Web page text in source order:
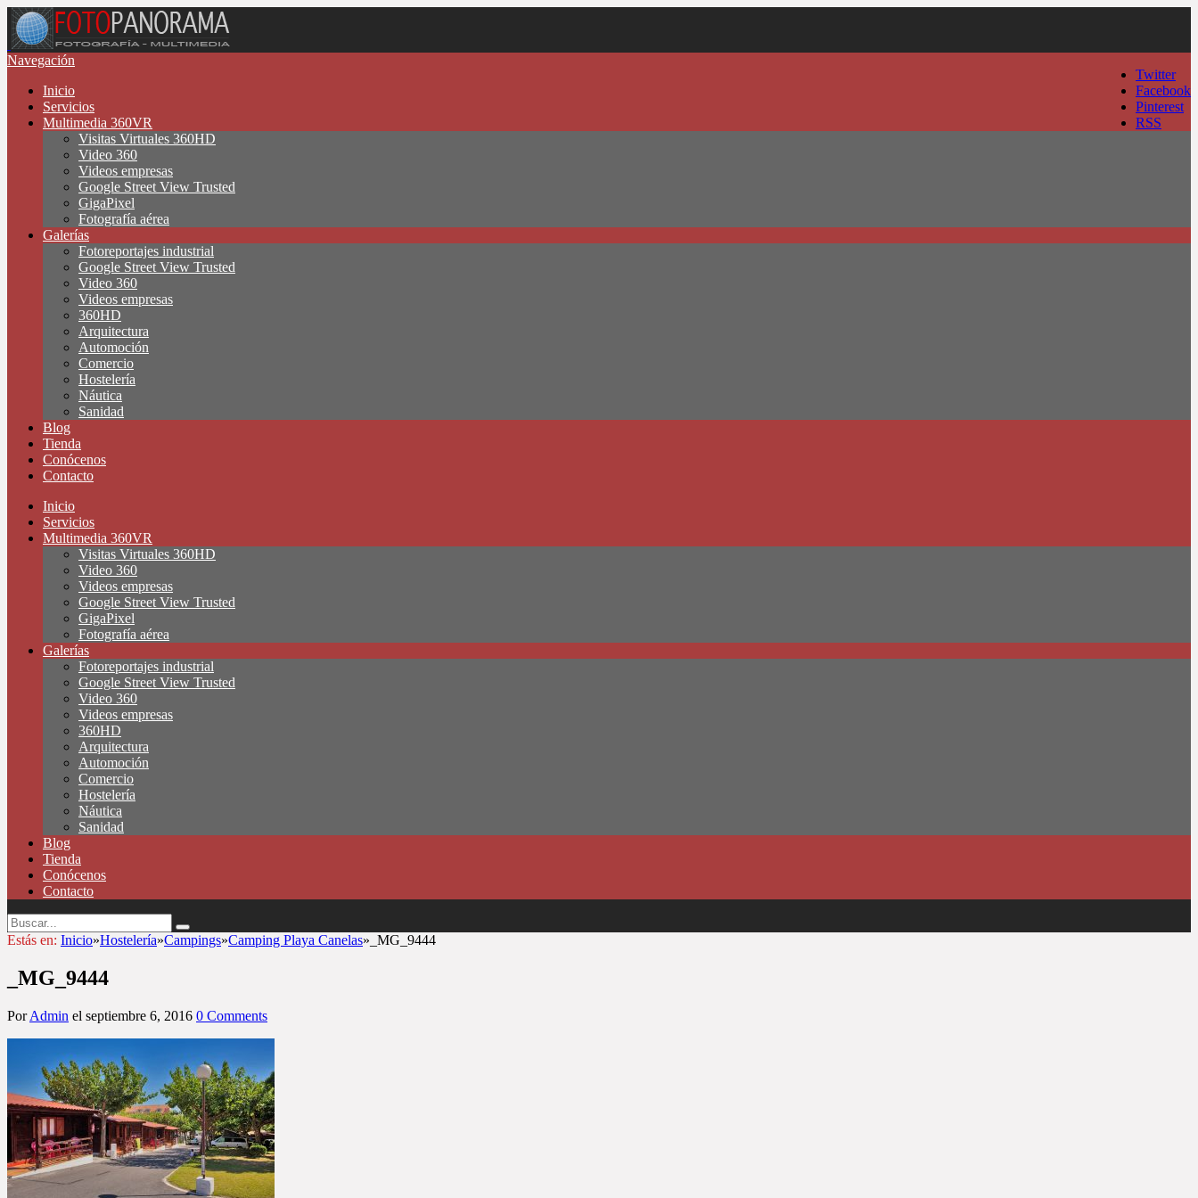
Twitter
Facebook
Pinterest
RSS
Navegación
Inicio
Servicios
Multimedia 360VR
Visitas Virtuales 360HD
Video 360
Videos empresas
Google Street View Trusted
GigaPixel
Fotografía aérea
Galerías
Fotoreportajes industrial
Google Street View Trusted
Video 360
Videos empresas
360HD
Arquitectura
Automoción
Comercio
Hostelería
Náutica
Sanidad
Blog
Tienda
Conócenos
Contacto
Inicio
Servicios
Multimedia 360VR
Visitas Virtuales 360HD
Video 360
Videos empresas
Google Street View Trusted
GigaPixel
Fotografía aérea
Galerías
Fotoreportajes industrial
Google Street View Trusted
Video 360
Videos empresas
360HD
Arquitectura
Automoción
Comercio
Hostelería
Náutica
Sanidad
Blog
Tienda
Conócenos
Contacto
Estás en: Inicio»Hostelería»Campings»Camping Playa Canelas» _MG_9444
_MG_9444
PorAdmin el septiembre 6, 2016 0 Comments